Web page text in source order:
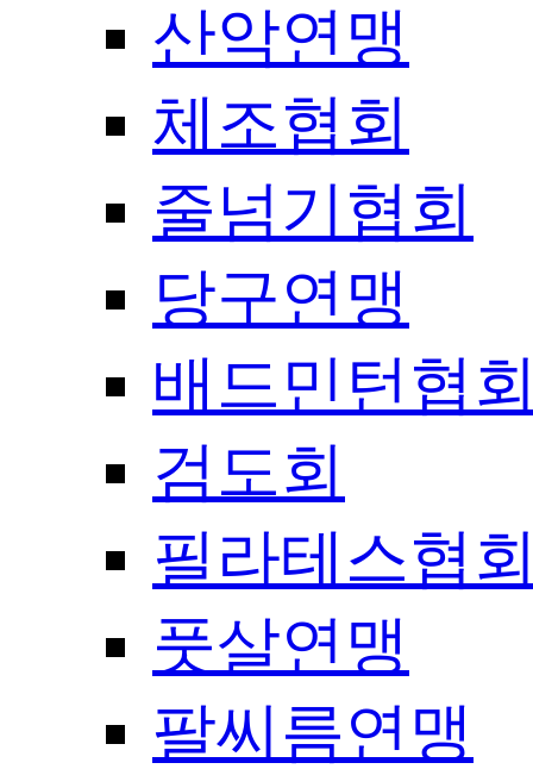
산악연맹
체조협회
줄넘기협회
당구연맹
배드민턴협
검도회
필라테스협
풋살연맹
팔씨름연맹